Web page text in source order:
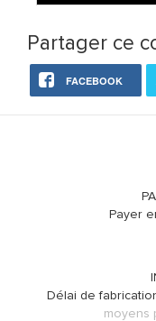
Partager ce
FACEBOOK
Payer
Délai de
moyens